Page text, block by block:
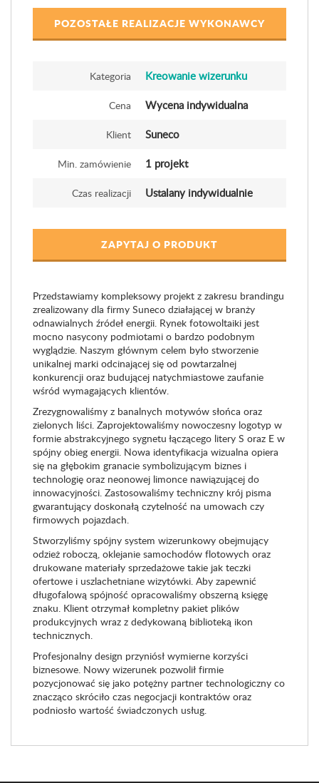
POZOSTAŁE REALIZACJE WYKONAWCY
Kategoria Kreowanie wizerunku
Cena Wycena indywidualna
Klient Suneco
Min. zamówienie 1 projekt
Czas realizacji Ustalany indywidualnie
ZAPYTAJ O PRODUKT
Przedstawiamy kompleksowy projekt z zakresu brandingu
zrealizowany dla firmy Suneco działającej w branży
odnawialnych źródeł energii. Rynek fotowoltaiki jest
mocno nasycony podmiotami o bardzo podobnym
wyglądzie. Naszym głównym celem było stworzenie
unikalnej marki odcinającej się od powtarzalnej
konkurencji oraz budującej natychmiastowe zaufanie
wśród wymagających klientów.
Zrezygnowaliśmy z banalnych motywów słońca oraz
zielonych liści. Zaprojektowaliśmy nowoczesny logotyp w
formie abstrakcyjnego sygnetu łączącego litery S oraz E w
spójny obieg energii. Nowa identyfikacja wizualna opiera
się na głębokim granacie symbolizującym biznes i
technologię oraz neonowej limonce nawiązującej do
innowacyjności. Zastosowaliśmy techniczny krój pisma
gwarantujący doskonałą czytelność na umowach czy
firmowych pojazdach.
Stworzyliśmy spójny system wizerunkowy obejmujący
odzież roboczą, oklejanie samochodów flotowych oraz
drukowane materiały sprzedażowe takie jak teczki
ofertowe i uszlachetniane wizytówki. Aby zapewnić
długofalową spójność opracowaliśmy obszerną księgę
znaku. Klient otrzymał kompletny pakiet plików
produkcyjnych wraz z dedykowaną biblioteką ikon
technicznych.
Profesjonalny design przyniósł wymierne korzyści
biznesowe. Nowy wizerunek pozwolił firmie
pozycjonować się jako potężny partner technologiczny co
znacząco skróciło czas negocjacji kontraktów oraz
podniosło wartość świadczonych usług.